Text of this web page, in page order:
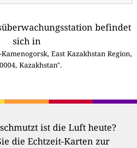
befindet
sich in
East Kazakhstan Region,
Kazakhstan".
ist die Luft heute?
die Echtzeit-Karten zur